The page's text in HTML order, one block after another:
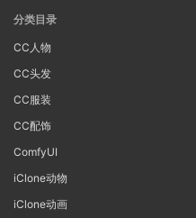
分类目录
CC人物
CC头发
CC服装
CC配饰
ComfyUI
iClone动物
iClone动画